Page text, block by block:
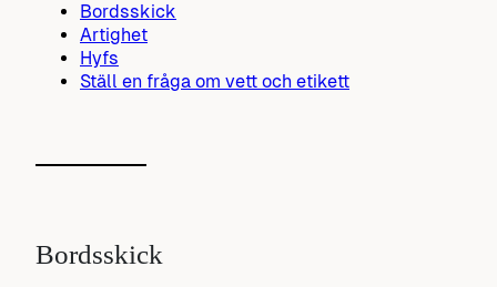
Bordsskick
Artighet
Hyfs
Ställ en fråga om vett och etikett
Bordsskick